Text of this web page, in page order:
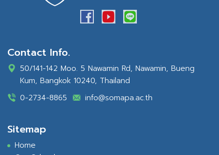
Contact Info.
50/141-142 Moo. 5 Nawamin Rd, Nawamin, Bueng
Kum, Bangkok 10240, Thailand
0-2734-8865
info@somapa.ac.th
Sitemap
Home